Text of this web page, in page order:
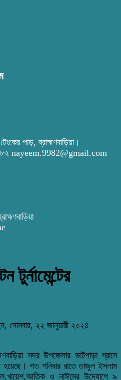
পাড়, ব্রাহ্মণবাড়িয়া।
nayeem.9982@gmail.com
টুর্নামেন্টের
২২ জানুয়ারী ২০২৪
সদর উপজেলার ভাটপাড়া গ্রামে
হয়েছে। গত শনিবার রাতে তাজুল ইসলাম
ও নাঈমের উদ্যোগে ৯